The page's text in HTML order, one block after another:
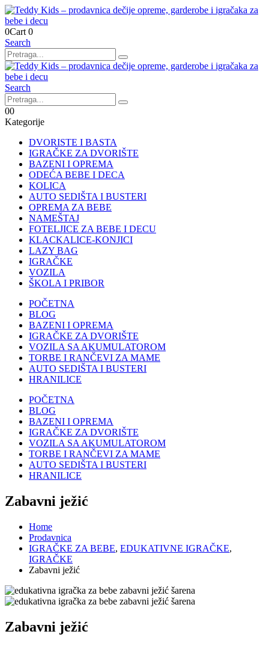
0Cart 0
Search
Search
00
Kategorije
DVORISTE I BASTA
IGRAČKE ZA DVORIŠTE
BAZENI I OPREMA
ODEĆA BEBE I DECA
KOLICA
AUTO SEDIŠTA I BUSTERI
OPREMA ZA BEBE
NAMEŠTAJ
FOTELJICE ZA BEBE I DECU
KLACKALICE-KONJICI
LAZY BAG
IGRAČKE
VOZILA
ŠKOLA I PRIBOR
POČETNA
BLOG
BAZENI I OPREMA
IGRAČKE ZA DVORIŠTE
VOZILA SA AKUMULATOROM
TORBE I RANČEVI ZA MAME
AUTO SEDIŠTA I BUSTERI
HRANILICE
POČETNA
BLOG
BAZENI I OPREMA
IGRAČKE ZA DVORIŠTE
VOZILA SA AKUMULATOROM
TORBE I RANČEVI ZA MAME
AUTO SEDIŠTA I BUSTERI
HRANILICE
Zabavni ježić
Home
Prodavnica
IGRAČKE ZA BEBE, EDUKATIVNE IGRAČKE,
IGRAČKE
Zabavni ježić
Zabavni ježić